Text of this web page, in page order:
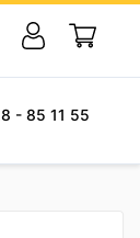
- 85 11 55